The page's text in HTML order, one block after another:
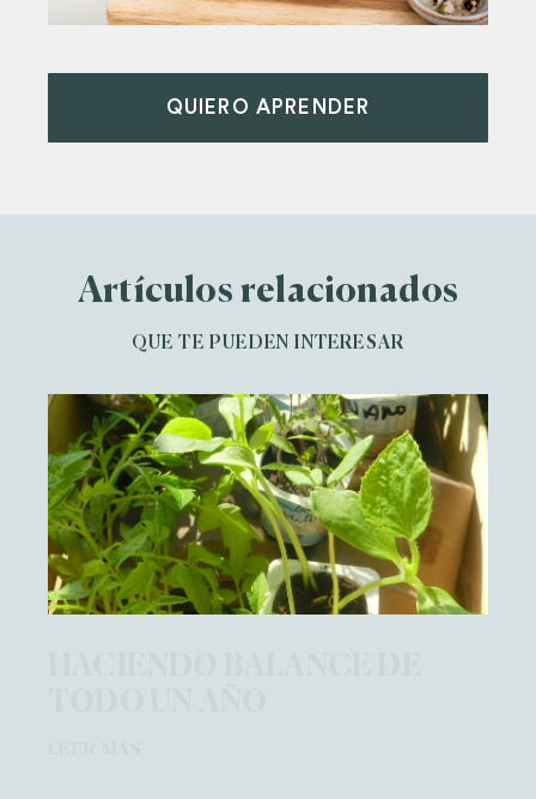
QUIERO APRENDER
Artículos relacionados
QUE TE PUEDEN INTERESAR